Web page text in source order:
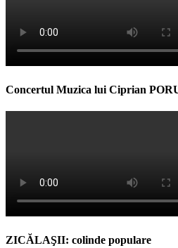
Concertul Muzica lui Ciprian
ZICĂLAŞII: colinde populare